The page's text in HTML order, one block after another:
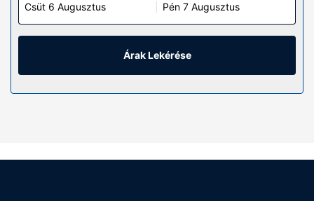
szálláshelyen lévő közösen használatos konyhában.
Ingyenes vezeték nélküli internet-hozzáférés és a
televíziókon nézhető műholdas csatornák kínálata mind a
vendégek kikapcsolódását szolgálja. Valamennyi
Az ingatlanhoz tartozó felszereltség
közös használatú nappali. A üdülő kiegészítő
Csüt 6 Augusztus Pén 7 Augusztus
Árak Lekérése